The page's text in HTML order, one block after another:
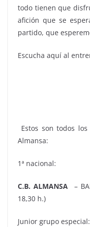
todo tienen que
afición que se
partido, que
Escucha aquí al
Estos son todos
Almansa:
1ª nacional:
C.B. ALMANSA
–
18,30 h.)
Junior grupo especial: